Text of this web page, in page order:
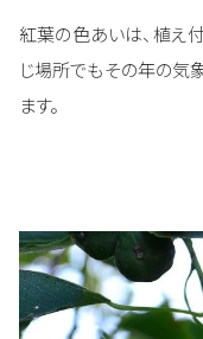
紅葉の色あいは、植え
じ場所でもその年の気
ます。